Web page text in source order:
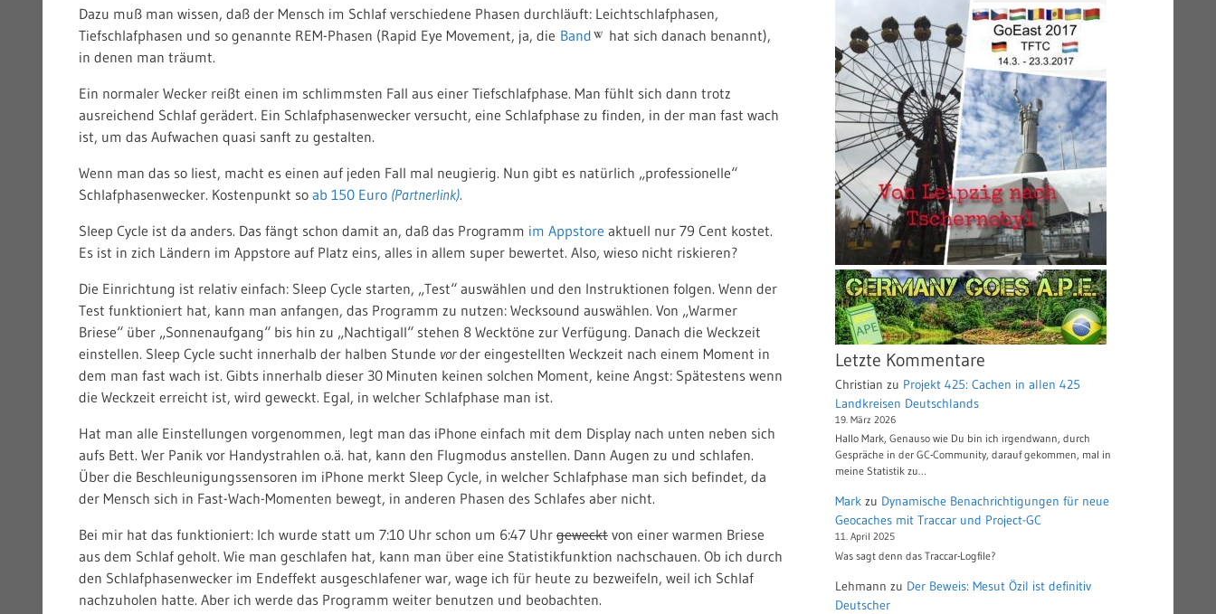
Dazu muß man wissen, daß der Mensch im Schlaf verschiedene Phasen durchläuft: Leichtschlafphasen,
Tiefschlafphasen und so genannte REM-Phasen (Rapid Eye Movement, ja, die Band
hat sich danach benannt),
in denen man träumt.
Ein normaler Wecker reißt einen im schlimmsten Fall aus einer Tiefschlafphase. Man fühlt sich dann trotz
ausreichend Schlaf gerädert. Ein Schlafphasenwecker versucht, eine Schlafphase zu finden, in der man fast wach
ist, um das Aufwachen quasi sanft zu gestalten.
Wenn man das so liest, macht es einen auf jeden Fall mal neugierig. Nun gibt es natürlich „professionelle“
Schlafphasenwecker. Kostenpunkt so ab 150 Euro
.
Sleep Cycle ist da anders. Das fängt schon damit an, daß das Programm im Appstore aktuell nur 79 Cent kostet.
Es ist in zich Ländern im Appstore auf Platz eins, alles in allem super bewertet. Also, wieso nicht riskieren?
Die Einrichtung ist relativ einfach: Sleep Cycle starten, „Test“ auswählen und den Instruktionen folgen. Wenn der
Test funktioniert hat, kann man anfangen, das Programm zu nutzen: Wecksound auswählen. Von „Warmer
Briese“ über „Sonnenaufgang“ bis hin zu „Nachtigall“ stehen 8 Wecktöne zur Verfügung. Danach die Weckzeit
einstellen. Sleep Cycle sucht innerhalb der halben Stunde vorder eingestellten Weckzeit nach einem Moment in
dem man fast wach ist. Gibts innerhalb dieser 30 Minuten keinen solchen Moment, keine Angst: Spätestens wenn
die Weckzeit erreicht ist, wird geweckt. Egal, in welcher Schlafphase man ist.
Hat man alle Einstellungen vorgenommen, legt man das iPhone einfach mit dem Display nach unten neben sich
aufs Bett. Wer Panik vor Handystrahlen o.ä. hat, kann den Flugmodus anstellen. Dann Augen zu und schlafen.
Über die Beschleunigungssensoren im iPhone merkt Sleep Cycle, in welcher Schlafphase man sich befindet, da
der Mensch sich in Fast-Wach-Momenten bewegt, in anderen Phasen des Schlafes aber nicht.
Bei mir hat das funktioniert: Ich wurde statt um 7:10 Uhr schon um 6:47 Uhr geweckt von einer warmen Briese
aus dem Schlaf geholt. Wie man geschlafen hat, kann man über eine Statistikfunktion nachschauen. Ob ich durch
den Schlafphasenwecker im Endeffekt ausgeschlafener war, wage ich für heute zu bezweifeln, weil ich Schlaf
nachzuholen hatte. Aber ich werde das Programm weiter benutzen und beobachten.
Letzte Kommentare
Christian zu Projekt 425: Cachen in allen 425
Landkreisen Deutschlands
19. März 2026
Hallo Mark, Genauso wie Du bin ich irgendwann, durch
Gespräche in der GC-Community, darauf gekommen, mal in
meine Statistik zu…
Mark zu Dynamische Benachrichtigungen für neue
Geocaches mit Traccar und Project-GC
11. April 2025
Was sagt denn das Traccar-Logfile?
Lehmann zu Der Beweis: Mesut Özil ist definitiv
Deutscher